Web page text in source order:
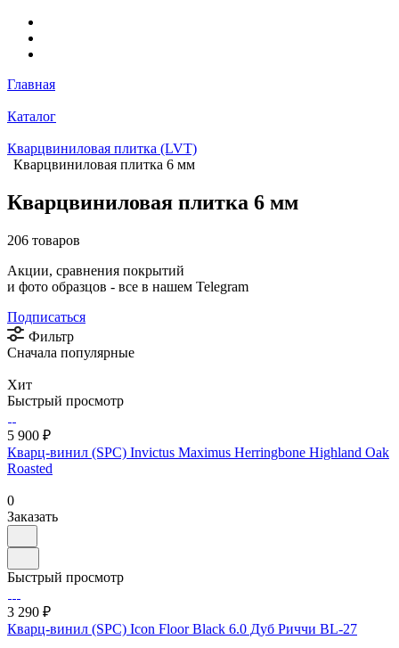
Главная
Каталог
Кварцвиниловая плитка (LVT)
Кварцвиниловая плитка 6 мм
Кварцвиниловая плитка 6 мм
206 товаров
Акции, сравнения покрытий
и фото образцов - все в нашем Telegram
Подписаться
Фильтр
Сначала популярные
Хит
Быстрый просмотр
5 900 ₽
Кварц-винил (SPC) Invictus Maximus Herringbone Highland Oak
Roasted
0
Заказать
Быстрый просмотр
3 290 ₽
Кварц-винил (SPC) Icon Floor Black 6.0 Дуб Риччи BL-27